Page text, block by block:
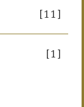
[11]
[1]